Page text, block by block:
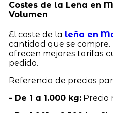
Costes de la Leña en
Volumen
El coste de la leña en
cantidad que se compre.
ofrecen mejores tarifas
pedido.
Referencia de precios
- De 1 a 1.000 kg:Precio